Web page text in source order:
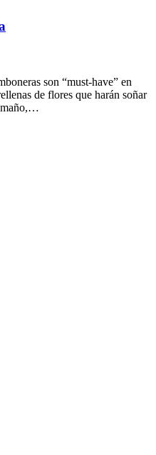
son “must-have” en
de flores que harán soñar